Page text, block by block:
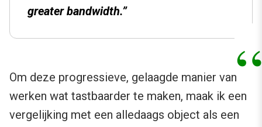
greater bandwidth.”
Om deze progressieve, gelaagde manier van
werken wat tastbaarder te maken, maak ik een
vergelijking met een alledaags object als een